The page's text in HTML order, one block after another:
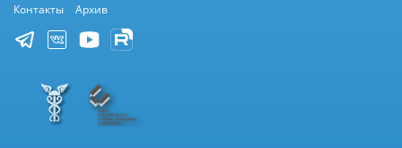
Контакты
Архив